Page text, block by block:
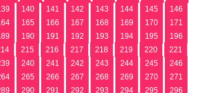
140 141 142 143 144 145
146
165 166 167 168 169 170
171
190 191 192 193 194 195
196
215 216 217 218 219 220
221
240 241 242 243 244 245
246
265 266 267 268 269 270
271
290 291 292 293 294 295
296